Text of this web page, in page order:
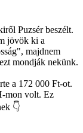
Puzsér beszélt.
jövök ki a
majdnem
mondják nekünk.
a 172 000 Ft-ot.
mon volt. Ez
👇